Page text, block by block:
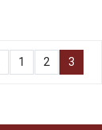
1 2 3